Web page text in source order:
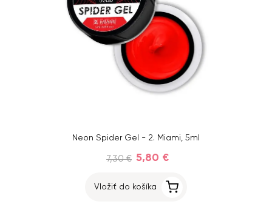
Neon Spider Gel - 2. Miami, 5ml
7,30 € 5,80 €
Vložiť do košíka